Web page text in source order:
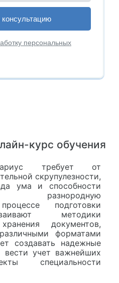
курс обучения
требует от
скрупулезности,
ума и способности
разнородную
подготовки
методики
документов,
форматами
создавать надежные
учет важнейших
специальности